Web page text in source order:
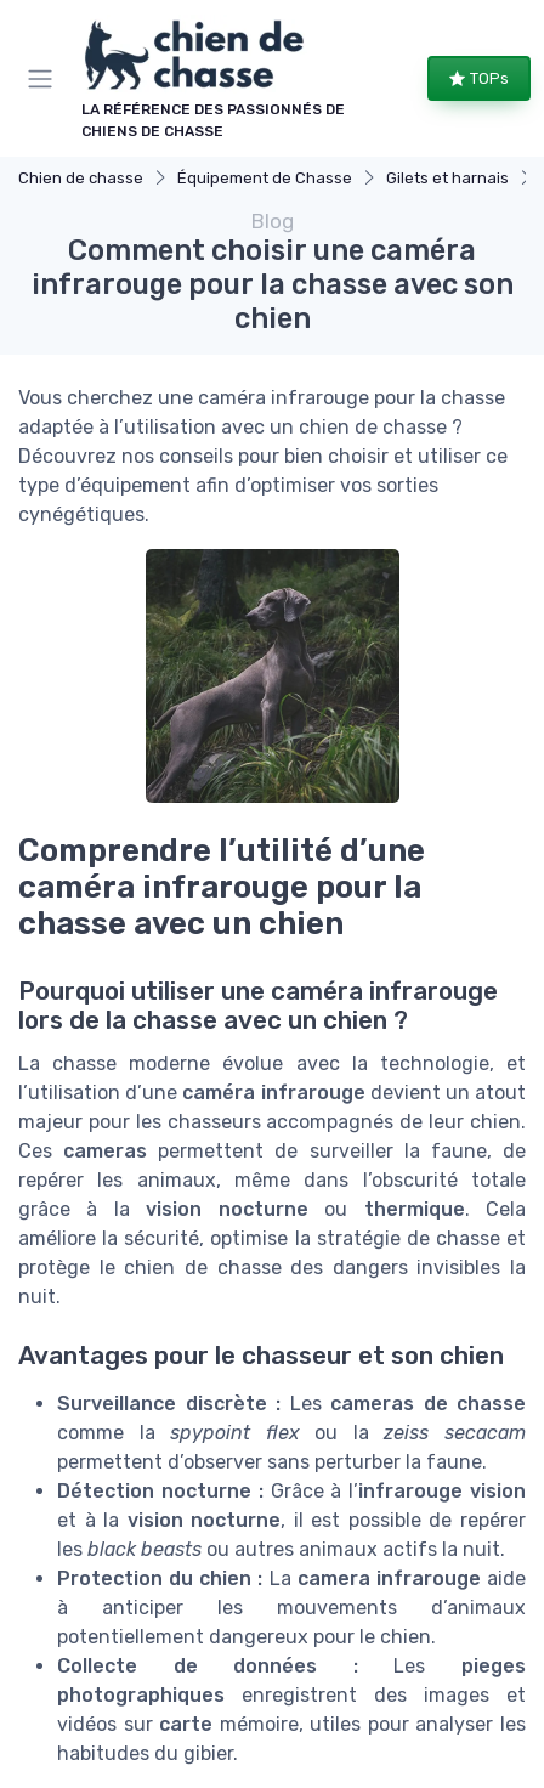
LA RÉFÉRENCE DES PASSIONNÉS DE
CHIENS DE CHASSE
TOPs
Chien de chasse Équipement de Chasse Gilets et harnais
Blog
Comment choisir une caméra
infrarouge pour la chasse avec son
chien
Vous cherchez une caméra infrarouge pour la chasse
adaptée à l’utilisation avec un chien de chasse ?
Découvrez nos conseils pour bien choisir et utiliser ce
type d’équipement afin d’optimiser vos sorties
cynégétiques.
Comprendre l’utilité d’une
caméra infrarouge pour la
chasse avec un chien
Pourquoi utiliser une caméra infrarouge
lors de la chasse avec un chien ?
La chasse moderne évolue avec la technologie, et
l’utilisation d’une caméra infrarouge devient un atout
majeur pour les chasseurs accompagnés de leur chien.
Ces cameras permettent de surveiller la faune, de
repérer les animaux, même dans l’obscurité totale
grâce à lavision nocturne ou thermique. Cela
améliore la sécurité, optimise la stratégie de chasse et
protège le chien de chasse des dangers invisibles la
nuit.
Avantages pour le chasseur et son chien
Surveillance discrète : Les cameras de chasse
comme laspypoint flexou lazeiss secacam
permettent d’observer sans perturber la faune.
Détection nocturne :Grâce à l’infrarouge vision
et à la vision nocturne, il est possible de repérer
les black beasts ou autres animaux actifs la nuit.
Protection du chien : La camera infrarouge aide
à anticiper les mouvements d’animaux
potentiellement dangereux pour le chien.
Collecte de données :Les pieges
photographiques enregistrent des images et
vidéos sur carte mémoire, utiles pour analyser les
habitudes du gibier.
Panneau de gestion des cookies